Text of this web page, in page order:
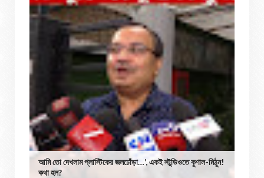
আমি তো দেখলাম প্লাস্টিকের জলঢোঁড়া…’, একই স্টুডিওতে কুণাল-মিঠুন!
কথা হল?